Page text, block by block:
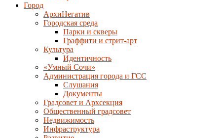
Город
АрхиНегатив
Городская среда
Парки и скверы
Граффити и стрит-арт
Культура
Идентичность
«Умный Сочи»
Администрация города и ГСС
Слушания
Документы
Градсовет и Архсекция
Общественный градсовет
Недвижимость
Инфраструктура